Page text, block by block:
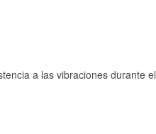
a las vibraciones durante